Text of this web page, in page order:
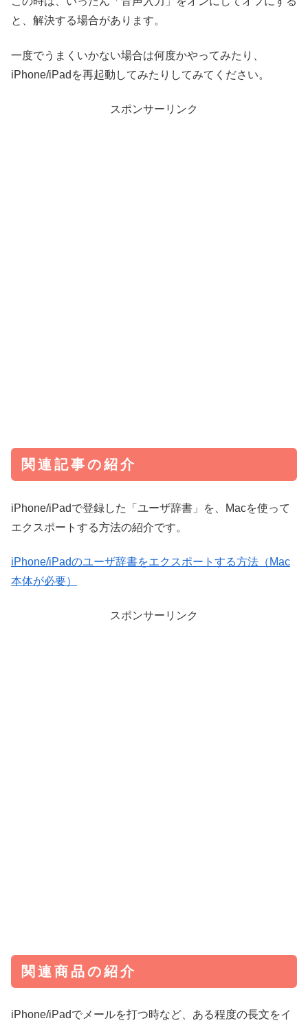
と、解決する場合があります。
一度でうまくいかない場合は何度かやってみたり、
iPhone/iPadを再起動してみたりしてみてください。
スポンサーリンク
関連記事の紹介
iPhone/iPadで登録した「ユーザ辞書」を、Macを使って
エクスポートする方法の紹介です。
iPhone/iPadのユーザ辞書をエクスポートする方法（Mac
本体が必要）
スポンサーリンク
関連商品の紹介
iPhone/iPadでメールを打つ時など、ある程度の長文をイ